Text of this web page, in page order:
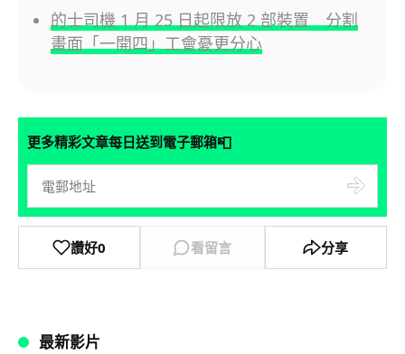
的士司機 1 月 25 日起限放 2 部裝置 分割
畫面「一開四」工會憂更分心
更多精彩文章每日送到電子郵箱📮
讚好0 看留言 分享
最新影片